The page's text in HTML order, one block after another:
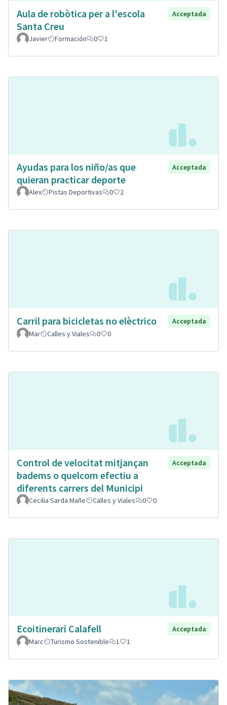
Aula de robòtica per a l'escola
Santa Creu
Acceptada
Javier Formación 0 1
Ayudas para los niño/as que
quieran practicar deporte
Acceptada
Alex Pistas Deportivas 0 2
Carril para bicicletas no elèctrico
Acceptada
Mar
Calles y Viales 0 0
Control de velocitat mitjançan
badems o quelcom efectiu a
diferents carrers del Municipi
Acceptada
Cecilia Sarda Mañe Calles y Viales 0 0
Ecoitinerari Calafell
Acceptada
Marc
Turismo Sostenible 1 1